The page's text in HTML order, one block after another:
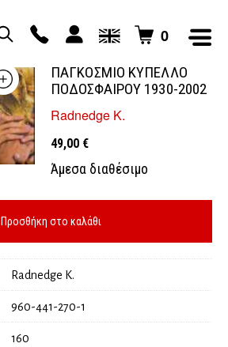
0
ΠΑΓΚΟΣΜΙΟ ΚΥΠΕΛΛΟ
ΠΟΔΟΣΦΑΙΡΟΥ 1930-2002
Radnedge K.
49,00 €
Άμεσα διαθέσιμο
Προσθήκη στο καλάθι
Radnedge K.
960-441-270-1
160